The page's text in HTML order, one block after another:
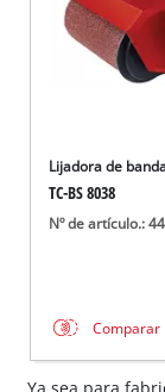
Lijadora de
TC-BS 8038
Nº de artículo.:
Comparar
Ya sea para